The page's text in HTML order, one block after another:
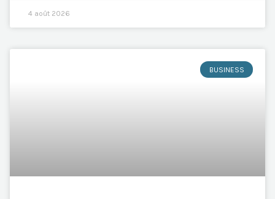
4 août 2026
BUSINESS